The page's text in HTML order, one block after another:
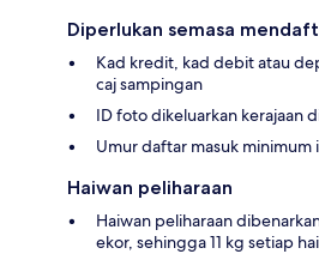
Diperlukan semasa
Kad kredit, kad debit atau
caj sampingan
ID foto dikeluarkan kerajaan
Umur daftar masuk minimum
Haiwan peliharaan
Haiwan peliharaan
ekor, sehingga 11 kg setiap